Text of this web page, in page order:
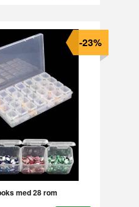
med 28 rom
-23%